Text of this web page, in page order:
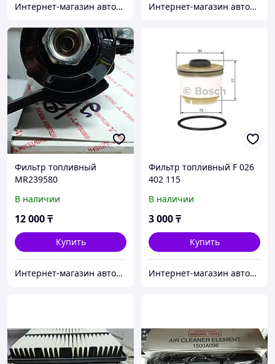
Интернет-магазин автозапчастей Parts-shop.kz Интернет-магазин автозапчастей Parts-shop.kz
Фильтр топливный
MR239580
В наличии
12 000₸
Купить
Интернет-магазин автозапчастей Parts-shop.kz
Фильтр топливный F 026
402 115
В наличии
3 000₸
Купить
Интернет-магазин автозапчастей Parts-shop.kz